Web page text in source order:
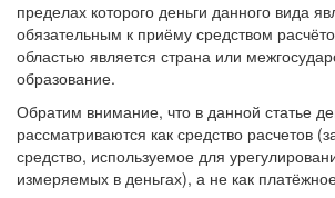
пределах которого деньги данного вида
обязательным к приёму средством
областью является страна или
образование.
Обратим внимание, что в данной статье
рассматриваются как средство расчетов
средство, используемое для
измеряемых в деньгах), а не как